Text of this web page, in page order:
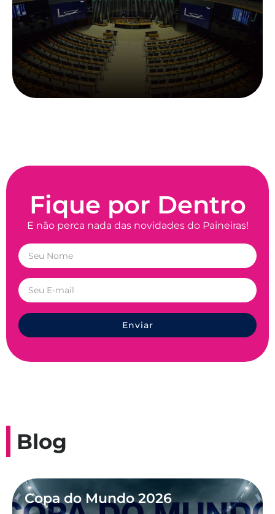
Fique por Dentro
E não perca nada das novidades do Paineiras!
Enviar
Blog
Copa do Mundo 2026